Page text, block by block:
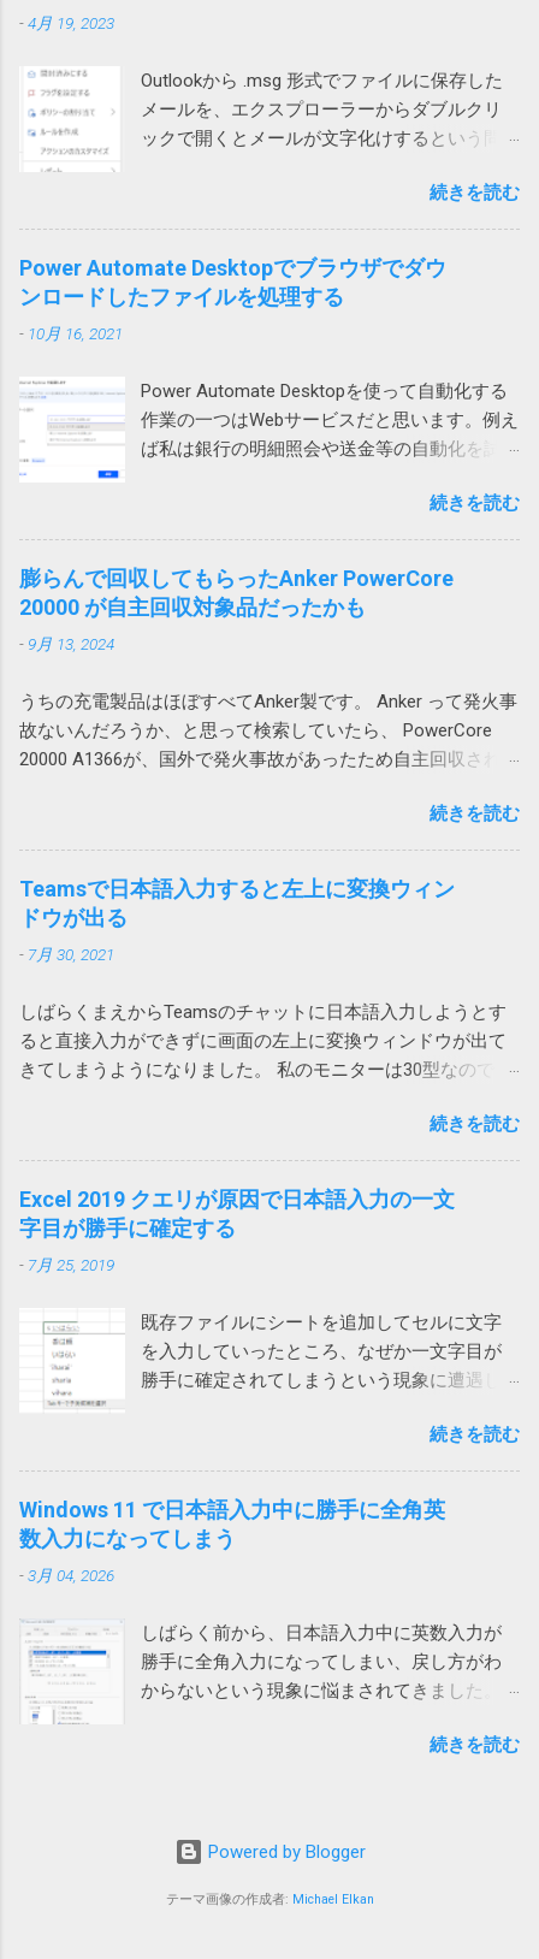
アプリの不具合で作成や更新に失敗した 作成
や更新中にWindowsやアプリが異常終了して
中途半端になった データを保存する部品
題のZIPファイルの作成には7zipを使っていた
ので、圧縮時の設定を見てみたところ、確か
に圧縮方式がデフォルトのdeflateではなく、
BZip2になっていました。 もとのdeflateに戻し
て、再度圧縮して標準ZIP機能で開いたとこ
開けない場合には、元のツールの圧縮方式を
疑ってみる必要があります。取引先から送ら
しまった。 ちなみに、暗号化方式がZipCrypt
でないとやはりWindows 標準のZIP機能では開
けないそうです。
ると発生します。 図2 テーブルに行や列を追
加しようとすると、そのテーブルの範囲だけ
が拡張されます。 どういう事かというと、図1
D列のみセルが追加され、A列やE列は変化があ
りません。 そうすると、下のテーブルは、列
1、2、3だけ下にずれることになり、テーブル
が壊れてしまいます。そのため、最初のエラ
シフトしようとします。これもまた右側のテ
ーブルが壊れてしまうため、エラーが起こる
というわけです。 回避策 テーブルに行や列を
追加するのではなく、シートに対して行全
エラーは発生しません。 この場合、人間が手
動で追加する場合はいいのですが、VBAを使っ
やっかいです。 一つのシートにテーブルを複
数追加する場合は、このような問題が起こら
ないようにレイアウトを考える必要がありま
は、列が少ないテーブルを下に配置すること
ため問題ありません。 そういうレイアウトに
-4月 19, 2023
Outlookから .msg 形式でファイルに保存した
メールを、エクスプローラーからダブルクリ
ックで開くとメールが文字化けするという問
試してみたところ、私や他の方のPCでは文字
化けせずに開けています。 問題のPCでも、
Outlookを落としてから開くと文字化けせずに
開きました。 プロセスが異なると化けないの
かもしれません。 Office（365）の修復を試み
けれど効果なし。 別のユーザープロファイル
では問題なし 問題はWindowsのローカルアカ
ウントで発生していました。 そのPCはAzure
アカウントでもサインイン可能だったので、
試しにそちらでログインしたところ、文字化
けしませんでした。 どうやらWindowsのユー
ザープロファイル依存の問題のようです。 残
がありそうです。 調査しながら、そういえ
ば、以前から同様の問題が発生していたこと
を思い出しました。その時は、ファイルを添
付してOutlook のWeb版で開くと問題ないので
とりあえずいいかとなった気がします。 ロー
生しないことを祈ります。 原因はAdobe
つのアドインをオフにしたところ、改善しま
した。 Adobe Acrobat のアドインはろくなこ
とをしません。 解除の仕方は次のページをご
Outlookがプロパティの変更を通知 アドインで
という連絡があったので、再度アドインをオ
フにしてみましたが、今回は解決しませんで
形式で保存され、文字化けしなくなりま...
続きを読む
Power Automate Desktopでブラウザでダウ
ンロードしたファイルを処理する
- 10月 16, 2021
Power Automate Desktopを使って自動化する
作業の一つはWebサービスだと思います。例え
ば私は銀行の明細照会や送金等の自動化を試
なって来るのがダウンロードしたファイルの
処理です。例えば口座明細ファイルを保存す
るとか請求書を印刷するとかです。 ダウンロ
ードされたファイル名がわかっているのであ
れば簡単ですが、実際には毎回違うなんだか
ります。 ファイル名が確定しなければアクシ
ョンで指定してみようがないので困ります。
今回はそういうファイルの処理方法について
ると拡大できます。 ダウンロードアクション
を使用する Power Automate Desktopにはその
ものズバリの「Webからダウンロードします」
行するとエラーが発生し「Chrome を使用した
ファイルのダウンロードはサポートされてい
ません。オートメーション ブラウザーの使用
を検討してください」と言われてしまいま
す。 そうなんだ、では、とEdgeやIE（Internet
の起動モードの一つでした。 それではと、オ
ートメーションブラウザーを使ってみるとオ
ました。 また、IEのサポート終了が来年2022
年6月に迫っているというのもひっかかりま
す。 ダウンロードフォルダーを空にする では
はダウンロードする前にダウンロードフォル
ル名がわからないファイルをコピーする方法
いやこれ、私なんかはダウンロードフォルダ
プのファイルが全部消えてしまいます。 ブラ
ウザのダウンロードフォルダーを一時的に作
ったフォルダーに変更して元に戻すなんて言...
続きを読む
膨らんで回収してもらったAnker PowerCore
20000 が自主回収対象品だったかも
- 9月 13, 2024
うちの充電製品はほぼすべてAnker製です。 Anker って発火事
故ないんだろうか、と思って検索していたら、 PowerCore
20000 A1366が、国外で発火事故があったため自主回収されて
関するお詫びと回収のお知らせ | アンカー・ジャパン
(ankerjapan.com) そして、うちで使っていたのも PowerCore
20000 でした！？ キャンプ用にAnker PowerCore Essential
20000を購入 これ。姪にあげようと思ったら膨らんでいたの
で Anker Store 東京ミッドタウン八重洲に回収してもらいまし
た。 現在Amazonで販売されている PowerCore 20000 は
https://amzn.asia/d/hkiQ5Y2 果たして、うちで使っていたアレ
が回収対象だったのかどうか… Amazonから購入しているの
で、回収対象だったらメールが来ていたと思いたいです。
続きを読む
Teamsで日本語入力すると左上に変換ウィン
ドウが出る
- 7月 30, 2021
しばらくまえからTeamsのチャットに日本語入力しようとす
ると直接入力ができずに画面の左上に変換ウィンドウが出て
きてしまうようになりました。 私のモニターは30型なので
い。 使っているうちに直るときもあるけれどしばしば発生し
てイラッとしていました。 そうこうするうちに職場内からも
問い合わせがあったのでMicrosoftに問い合わせてみました。
その結果、Microsoftでも現象を再現することができ、Teams
とIMEの問題であり、修正が必要だと認識しているけれど時期
は未定という事でした。 回避策としては、どれでもいいから
になるという事でした。 他のウィンドウ（ブラウザや他のア
プリ）をクリックしてからTeamsに戻って日本語入力すると
確かに直接入力できるようになりました。（デスクトップを
クリックしても解消しました） 一回解消すれば、Teamsを再
起動するまでは問題は再現しないようです。普通は再起動し
ないので一日一回クリックすれば回避できるということにな
ります。 ひと手間かかるとはいえ、手軽に確実に回避できる
ようになったのは嬉しいです。
続きを読む
Excel 2019 クエリが原因で日本語入力の一文
字目が勝手に確定する
- 7月 25, 2019
既存ファイルにシートを追加してセルに文字
を入力していったところ、なぜか一文字目が
勝手に確定されてしまうという現象に遭遇し
に、例えば「支払い」と入力しようとする
と、shiharaiのsを入れた時点で確定されてしま
い、「s いはらい 」のようになってしまいま
す。 消しては入力やり直しなので異常に入力
しづらい。大量に入力する必要がある方は絶
存の問題らしいということがわかりました。
新しいファイルを作って、問題のファイルに
あるシートを一つずつ移動していったとこ
ァイルでも発生することがわかりました。 そ
た。 そこで、「クエリ」と「確定」で検索し
たところ、なんと既に先人が原因を特定して
レポート してくれていました。 それによる
続きを読む
Windows 11 で日本語入力中に勝手に全角英
数入力になってしまう
-3月 04, 2026
しばらく前から、日本語入力中に英数入力が
勝手に全角入力になってしまい、戻し方がわ
からないという現象に悩まされてきました。
方法がわかりました。 windows11でIMEが勝手
るか全角入力にするかは前回の入力に応じる
ことになっています。 つまり、前回英字入力
が全角で確定していると、英数モードに切り
続きを読む
Powered by Blogger
テーマ画像の作成者: Michael Elkan